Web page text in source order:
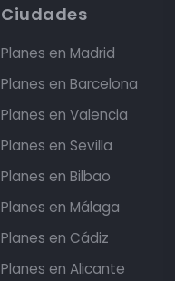
Ciudades
Planes en Madrid
Planes en Barcelona
Planes en Valencia
Planes en Sevilla
Planes en Bilbao
Planes en Málaga
Planes en Cádiz
Planes en Alicante